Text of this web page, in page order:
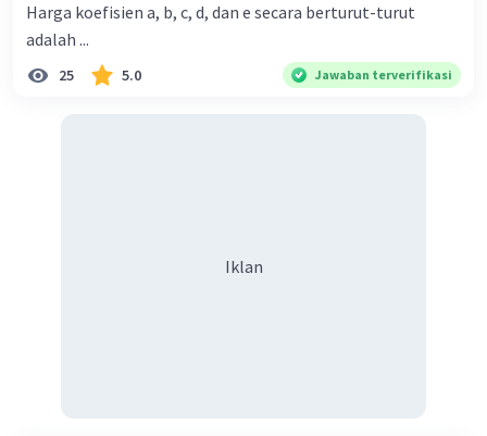
Harga koefisien a, b, c, d, dan e secara berturut-turut
adalah ...
25 5.0 Jawaban terverifikasi
Iklan